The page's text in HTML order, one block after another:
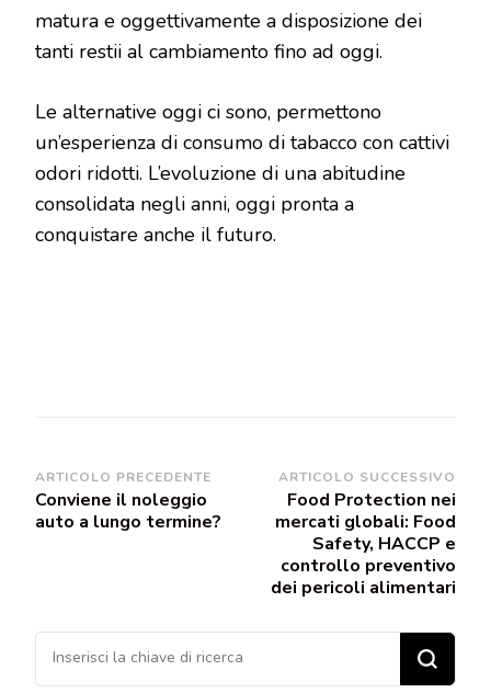
matura e oggettivamente a disposizione dei
tanti restii al cambiamento fino ad oggi.
Le alternative oggi ci sono, permettono
un’esperienza di consumo di tabacco con cattivi
odori ridotti. L’evoluzione di una abitudine
consolidata negli anni, oggi pronta a
conquistare anche il futuro.
Navigazione
articoli
ARTICOLO PRECEDENTE
Conviene il noleggio
auto a lungo termine?
ARTICOLO SUCCESSIVO
Food Protection nei
mercati globali: Food
Safety, HACCP e
controllo preventivo
dei pericoli alimentari
Cerchi
qualcosa?